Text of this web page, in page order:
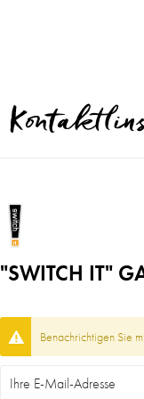
"SWITCH IT"
Benachrichtigen Sie